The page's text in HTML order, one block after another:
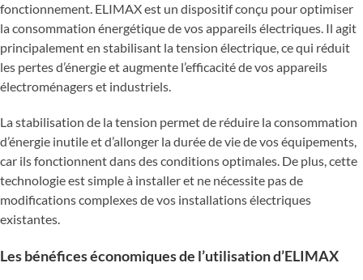
fonctionnement. ELIMAX est un dispositif conçu pour optimiser
la consommation énergétique de vos appareils électriques. Il agit
principalement en stabilisant la tension électrique, ce qui réduit
les pertes d’énergie et augmente l’efficacité de vos appareils
électroménagers et industriels.
La stabilisation de la tension permet de réduire la consommation
d’énergie inutile et d’allonger la durée de vie de vos équipements,
car ils fonctionnent dans des conditions optimales. De plus, cette
technologie est simple à installer et ne nécessite pas de
modifications complexes de vos installations électriques
existantes.
Les bénéfices économiques de l’utilisation d’ELIMAX